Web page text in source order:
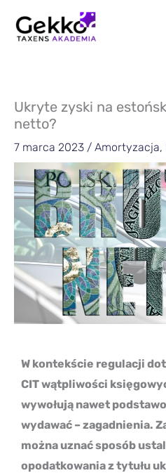
Ukryte zyski na
netto?
7 marca 2023 / Amortyzacja,
W kontekście regulacji
CIT wątpliwości
wywołują nawet
wydawać – zagadnienia.
można uznać sposób
opodatkowania z tytułu